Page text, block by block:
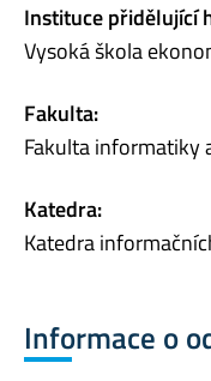
Instituce přidělující
Vysoká škola
Fakulta:
Fakulta informatiky
Katedra:
Katedra
Informace o